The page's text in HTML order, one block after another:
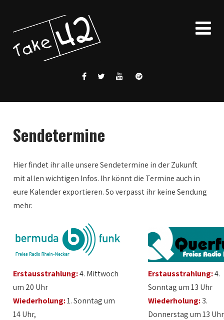
Sendetermine
Hier findet ihr alle unsere Sendetermine in der Zukunft
mit allen wichtigen Infos. Ihr könnt die Termine auch in
eure Kalender exportieren. So verpasst ihr keine Sendung
mehr.
Erstausstrahlung:4. Mittwoch
um 20 Uhr
Wiederholung:1. Sonntag um
14 Uhr,
Erstausstrahlung:4.
Sonntag um 13 Uhr
Wiederholung:3.
Donnerstag um 13
1:00
2:00
3:00